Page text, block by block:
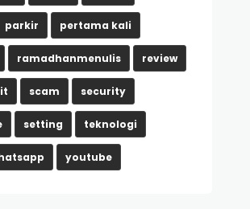
parkir pertama kali
ramadhanmenulis review
scam security
setting teknologi
youtube